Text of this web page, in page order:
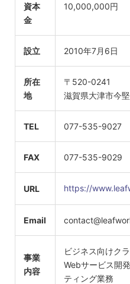
資本
金
10,000,000円
設立 2010年7月6日
所在
地
〒520-0241
滋賀県大津市今
TEL 077-535-9027
FAX 077-535-9029
URL https://
Email
事業
内容
ビジネス向けク
Webサービス開
ティング業務